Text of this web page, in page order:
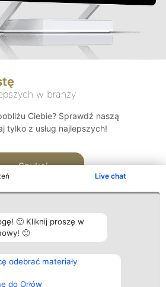
Live chat
🙂 Kliknij proszę w
🙂
odebrać materiały
do Orłów
w branży
Ciebie? Sprawdź naszą
tylko z usług najlepszych!
Szukaj
Plebiscyt
Laureaci
wszystkich
Kontakt
Kontakt